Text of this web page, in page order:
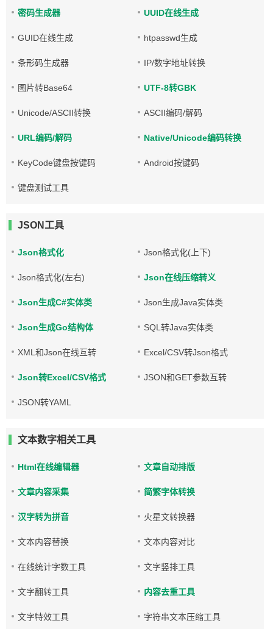
密码生成器 UUID在线生成
GUID在线生成 htpasswd生成
条形码生成器 IP/数字地址转换
图片转Base64 UTF-8转GBK
Unicode/ASCII转换 ASCII编码/解码
URL编码/解码 Native/Unicode编码转换
KeyCode键盘按键码 Android按键码
键盘测试工具
JSON工具
Json格式化 Json格式化(上下)
Json格式化(左右) Json在线压缩转义
Json生成C#实体类 Json生成Java实体类
Json生成Go结构体 SQL转Java实体类
XML和Json在线互转 Excel/CSV转Json格式
Json转Excel/CSV格式 JSON和GET参数互转
JSON转YAML
文本数字相关工具
Html在线编辑器 文章自动排版
文章内容采集 简繁字体转换
汉字转为拼音 火星文转换器
文本内容替换 文本内容对比
在线统计字数工具 文字竖排工具
文字翻转工具 内容去重工具
文字特效工具 字符串文本压缩工具